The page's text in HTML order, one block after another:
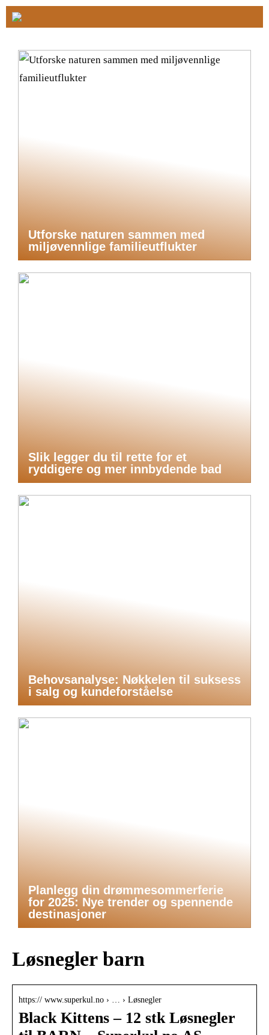
Utforske naturen sammen med
miljøvennlige familieutflukter
Slik legger du til rette for et
ryddigere og mer innbydende bad
Behovsanalyse: Nøkkelen til suksess
i salg og kundeforståelse
Planlegg din drømmesommerferie
for 2025: Nye trender og spennende
destinasjoner
Løsnegler barn
https:// www.superkul.no › … › Løsnegler
Black Kittens – 12 stk Løsnegler